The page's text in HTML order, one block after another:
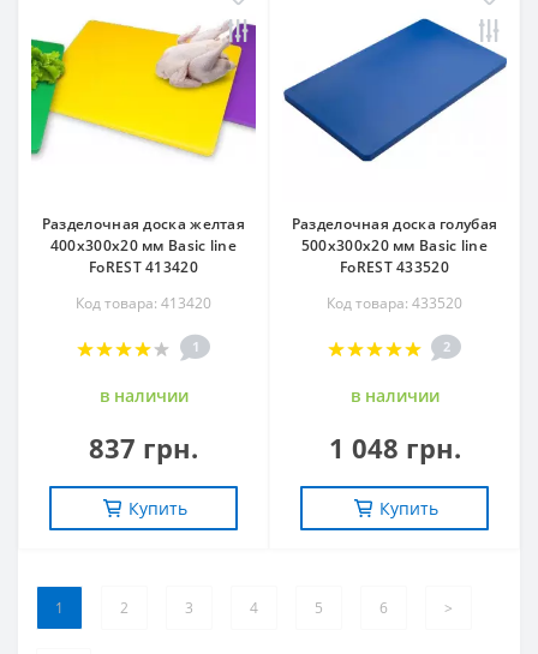
Разделочная доска желтая
400х300х20 мм Basic line
FoREST 413420
Код товара: 413420
1
в наличии
837 грн.
Купить
Разделочная доска голубая
500х300х20 мм Basic line
FoREST 433520
Код товара: 433520
2
в наличии
1 048 грн.
Купить
1 2 3 4 5 6 >